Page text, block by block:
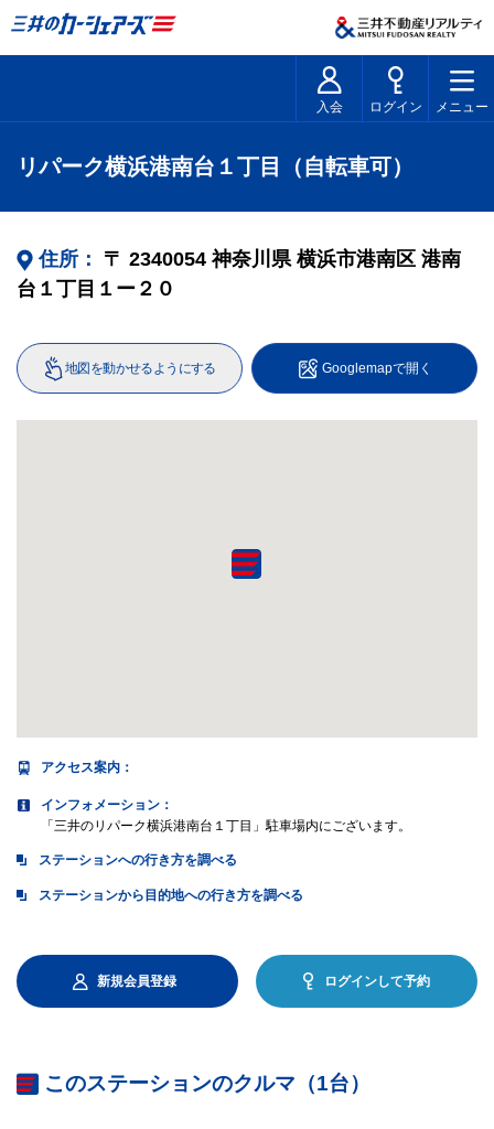
入会 ログイン メニュー
リパーク横浜港南台１丁目（自転車可）
住所： 〒 2340054 神奈川県 横浜市港南区 港南
台１丁目１ー２０
地図を動かせるようにする Googlemapで開く
アクセス案内 ：
インフォメーション：
「三井のリパーク横浜港南台１丁目」駐車場内にございます。
ステーションへの行き方を調べる
ステーションから目的地への行き方を調べる
新規会員登録 ログインして予約
このステーションのクルマ（1台）